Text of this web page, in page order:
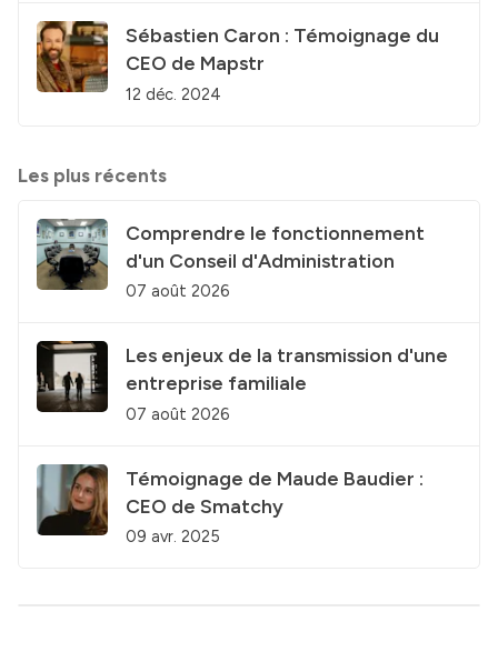
Sébastien Caron : Témoignage du
CEO de Mapstr
12 déc. 2024
Les plus récents
Comprendre le fonctionnement
d'un Conseil d'Administration
07 août 2026
Les enjeux de la transmission d'une
entreprise familiale
07 août 2026
Témoignage de Maude Baudier :
CEO de Smatchy
09 avr. 2025